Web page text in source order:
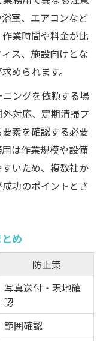
室、エアコンなど
業時間や料金が比
ス、施設向けとな
められます。
ングを依頼する場
対応、定期清掃プ
素を確認する必要
は作業規模や設備
いため、複数社か
功のポイントとさ
め
防止策
写真送付・現地確
認
範囲確認